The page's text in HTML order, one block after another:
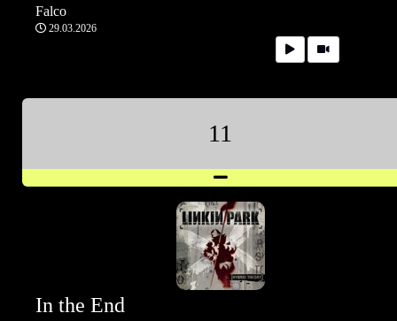
Falco
29.03.2026
11
In the End